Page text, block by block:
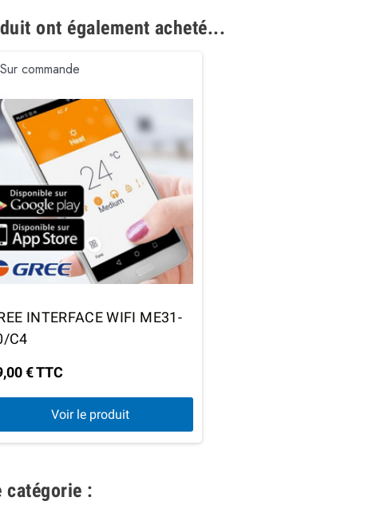
ont également acheté...
Sur commande
INTERFACE WIFI ME31-
C4
€ TTC
Voir le produit
catégorie :